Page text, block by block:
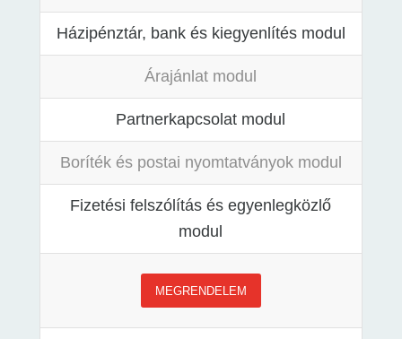
Házipénztár, bank és kiegyenlítés modul
Árajánlat modul
Partnerkapcsolat modul
Boríték és postai nyomtatványok modul
Fizetési felszólítás és egyenlegközlő
modul
MEGRENDELEM